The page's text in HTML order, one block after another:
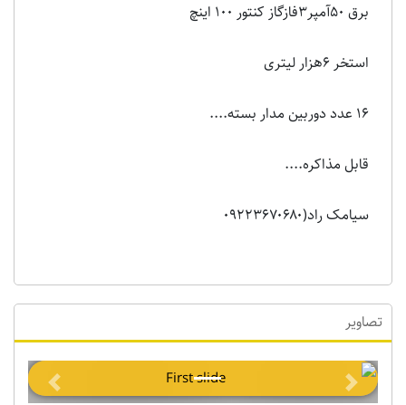
برق ۵۰آمپر۳فازگاز کنتور ۱۰۰ اینچ
استخر ۶هزار لیتری
۱۶ عدد دوربین مدار بسته....
قابل مذاکره....
سیامک راد(۰۹۲۲۳۶۷۰۶۸۰
تصاویر
Next